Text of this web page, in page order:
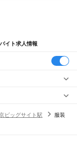
イト求人情報
ビッグサイト駅
服装